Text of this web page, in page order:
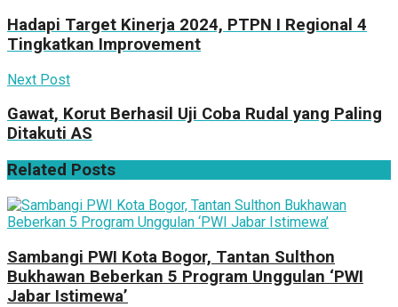
Hadapi Target Kinerja 2024, PTPN I Regional 4
Tingkatkan Improvement
Next Post
Gawat, Korut Berhasil Uji Coba Rudal yang Paling
Ditakuti AS
Related Posts
Sambangi PWI Kota Bogor, Tantan Sulthon
Bukhawan Beberkan 5 Program Unggulan ‘PWI
Jabar Istimewa’